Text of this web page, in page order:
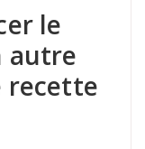
le
autre
recette